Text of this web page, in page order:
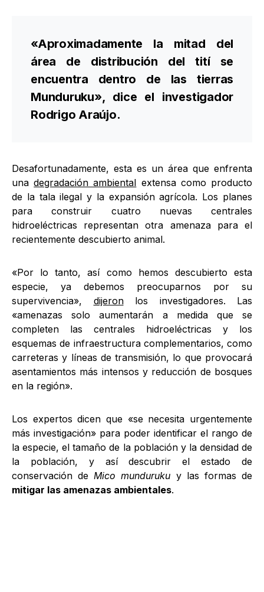
«Aproximadamente la mitad del
área de distribución del tití se
encuentra dentro de las tierras
Munduruku», dice el investigador
Rodrigo Araújo.
Desafortunadamente, esta es un área que enfrenta
unadegradación ambiental extensa como producto
de la tala ilegal y la expansión agrícola. Los planes
para construir cuatro nuevas centrales
hidroeléctricas representan otra amenaza para el
recientemente descubierto animal.
«Por lo tanto, así como hemos descubierto esta
especie, ya debemos preocuparnos por su
supervivencia», dijeronlos investigadores. Las
«amenazas solo aumentarán a medida que se
completen las centrales hidroeléctricas y los
esquemas de infraestructura complementarios, como
carreteras y líneas de transmisión, lo que provocará
asentamientos más intensos y reducción de bosques
en la región».
Los expertos dicen que «se necesita urgentemente
más investigación» para poder identificar el rango de
la especie, el tamaño de la población y la densidad de
la población, y así descubrir el estado de
conservación deMico munduruku y las formas de
mitigar las amenazas ambientales.